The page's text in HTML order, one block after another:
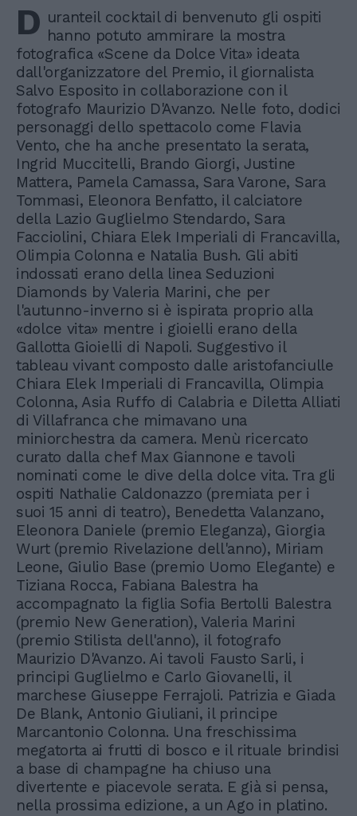
D uranteil cocktail di benvenuto gli ospiti
hanno potuto ammirare la mostra
fotografica «Scene da Dolce Vita» ideata
dall'organizzatore del Premio, il giornalista
Salvo Esposito in collaborazione con il
fotografo Maurizio D'Avanzo. Nelle foto, dodici
personaggi dello spettacolo come Flavia
Vento, che ha anche presentato la serata,
Ingrid Muccitelli, Brando Giorgi, Justine
Mattera, Pamela Camassa, Sara Varone, Sara
Tommasi, Eleonora Benfatto, il calciatore
della Lazio Guglielmo Stendardo, Sara
Facciolini, Chiara Elek Imperiali di Francavilla,
Olimpia Colonna e Natalia Bush. Gli abiti
indossati erano della linea Seduzioni
Diamonds by Valeria Marini, che per
l'autunno-inverno si è ispirata proprio alla
«dolce vita» mentre i gioielli erano della
Gallotta Gioielli di Napoli. Suggestivo il
tableau vivant composto dalle aristofanciulle
Chiara Elek Imperiali di Francavilla, Olimpia
Colonna, Asia Ruffo di Calabria e Diletta Alliati
di Villafranca che mimavano una
miniorchestra da camera. Menù ricercato
curato dalla chef Max Giannone e tavoli
nominati come le dive della dolce vita. Tra gli
ospiti Nathalie Caldonazzo (premiata per i
suoi 15 anni di teatro), Benedetta Valanzano,
Eleonora Daniele (premio Eleganza), Giorgia
Wurt (premio Rivelazione dell'anno), Miriam
Leone, Giulio Base (premio Uomo Elegante) e
Tiziana Rocca, Fabiana Balestra ha
accompagnato la figlia Sofia Bertolli Balestra
(premio New Generation), Valeria Marini
(premio Stilista dell'anno), il fotografo
Maurizio D'Avanzo. Ai tavoli Fausto Sarli, i
principi Guglielmo e Carlo Giovanelli, il
marchese Giuseppe Ferrajoli. Patrizia e Giada
De Blank, Antonio Giuliani, il principe
Marcantonio Colonna. Una freschissima
megatorta ai frutti di bosco e il rituale brindisi
a base di champagne ha chiuso una
divertente e piacevole serata. E già si pensa,
nella prossima edizione, a un Ago in platino.